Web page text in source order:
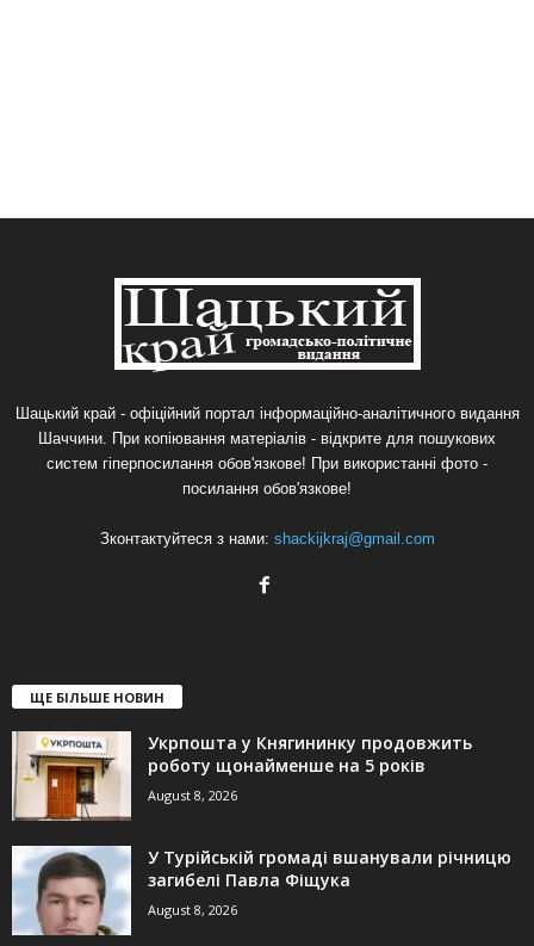
Шацький край - офіційний портал інформаційно-аналітичного видання
Шаччини. При копіювання матеріалів - відкрите для пошукових
систем гіперпосилання обов'язкове! При використанні фото -
посилання обов'язкове!
Зконтактуйтеся з нами: shackijkraj@gmail.com
ЩЕ БІЛЬШЕ НОВИН
Укрпошта у Княгининку продовжить
роботу щонайменше на 5 років
August 8, 2026
У Турійській громаді вшанували річницю
загибелі Павла Фіщука
August 8, 2026